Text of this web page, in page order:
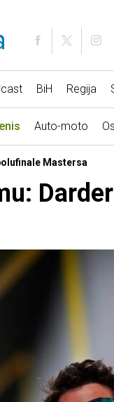
BiH Regija
Auto-moto
Mastersa